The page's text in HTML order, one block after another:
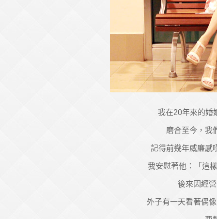
我在20年來的婚
磨合至今，我
記得前幾年威廉感
我安慰著他：「這
後來因經
外子有一天看著偶